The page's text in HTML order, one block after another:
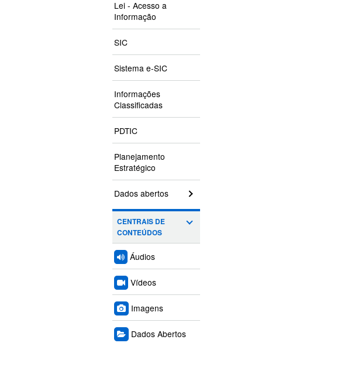
Lei - Acesso a
Informação
SIC
Sistema e-SIC
Informações
Classificadas
PDTIC
Planejamento
Estratégico
Dados abertos
CENTRAIS DE
CONTEÚDOS
Áudios
Vídeos
Imagens
Dados Abertos